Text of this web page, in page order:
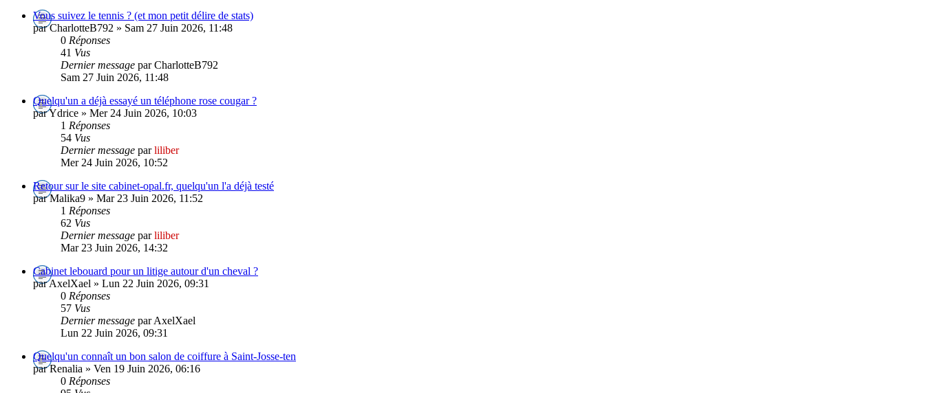
Vous suivez le tennis ? (et mon petit délire de stats)
par CharlotteB792 » Sam 27 Juin 2026, 11:48
0 Réponses
41 Vus
Dernier message par CharlotteB792
Sam 27 Juin 2026, 11:48
Quelqu'un a déjà essayé un téléphone rose cougar ?
par Ydrice » Mer 24 Juin 2026, 10:03
1 Réponses
54 Vus
Dernier message parliliber
Mer 24 Juin 2026, 10:52
Retour sur le site cabinet-opal.fr, quelqu'un l'a déjà testé
par Malika9 » Mar 23 Juin 2026, 11:52
1 Réponses
62 Vus
Dernier message parliliber
Mar 23 Juin 2026, 14:32
Cabinet lebouard pour un litige autour d'un cheval ?
par AxelXael » Lun 22 Juin 2026, 09:31
0 Réponses
57 Vus
Dernier message par AxelXael
Lun 22 Juin 2026, 09:31
Quelqu'un connaît un bon salon de coiffure à Saint-Josse-ten
par Renalia » Ven 19 Juin 2026, 06:16
0 Réponses